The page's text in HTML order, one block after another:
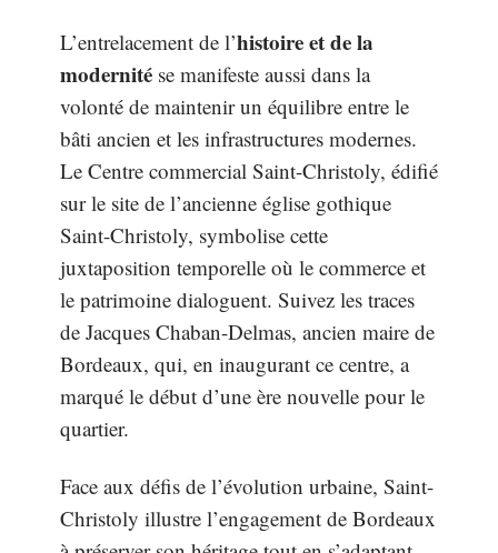
L’entrelacement de l’histoire et de la
modernité se manifeste aussi dans la
volonté de maintenir un équilibre entre le
bâti ancien et les infrastructures modernes.
Le Centre commercial Saint-Christoly, édifié
sur le site de l’ancienne église gothique
Saint-Christoly, symbolise cette
juxtaposition temporelle où le commerce et
le patrimoine dialoguent. Suivez les traces
de Jacques Chaban-Delmas, ancien maire de
Bordeaux, qui, en inaugurant ce centre, a
marqué le début d’une ère nouvelle pour le
quartier.
Face aux défis de l’évolution urbaine, Saint-
Christoly illustre l’engagement de Bordeaux